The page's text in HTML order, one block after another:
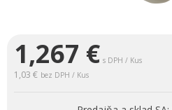
1,267 € s DPH / Kus
1,03 € bez DPH / Kus